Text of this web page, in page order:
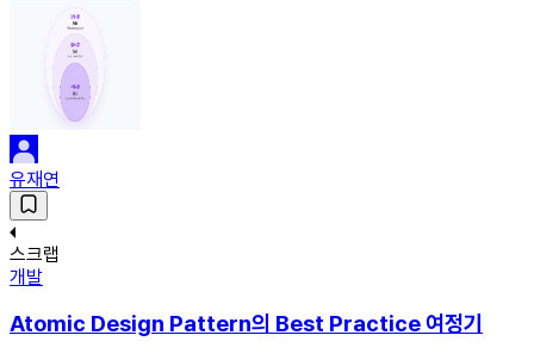
유재연
스크랩
개발
Atomic Design Pattern의 Best Practice 여정기